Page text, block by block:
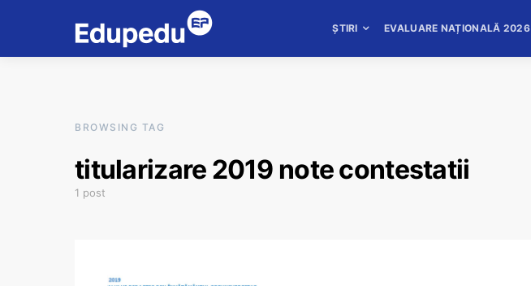
ȘTIRI EVALUARE NAȚIONALĂ 2026
BROWSING TAG
titularizare 2019 note contestatii
1 post